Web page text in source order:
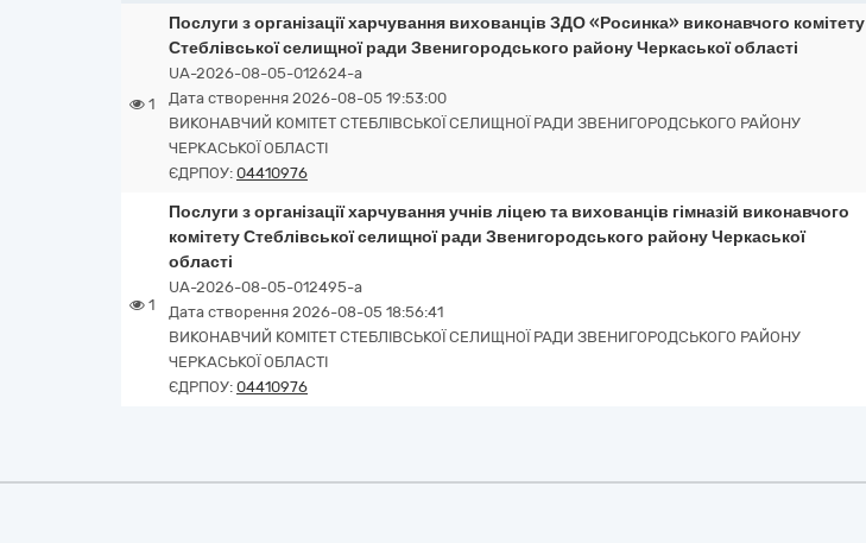
1
Послуги з організації харчування вихованців ЗДО «Росинка» виконавчого комітету
Стеблівської селищної ради Звенигородського району Черкаської області
UA-2026-08-05-012624-a
Дата створення 2026-08-05 19:53:00
ВИКОНАВЧИЙ КОМІТЕТ СТЕБЛІВСЬКОЇ СЕЛИЩНОЇ РАДИ ЗВЕНИГОРОДСЬКОГО РАЙОНУ
ЧЕРКАСЬКОЇ ОБЛАСТІ
ЄДРПОУ: 04410976
1
Послуги з організації харчування учнів ліцею та вихованців гімназій виконавчого
комітету Стеблівської селищної ради Звенигородського району Черкаської
області
UA-2026-08-05-012495-a
Дата створення 2026-08-05 18:56:41
ВИКОНАВЧИЙ КОМІТЕТ СТЕБЛІВСЬКОЇ СЕЛИЩНОЇ РАДИ ЗВЕНИГОРОДСЬКОГО РАЙОНУ
ЧЕРКАСЬКОЇ ОБЛАСТІ
ЄДРПОУ: 04410976